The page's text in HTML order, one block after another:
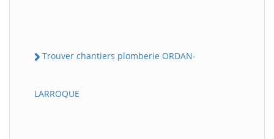
Trouver chantiers plomberie ORDAN-
LARROQUE